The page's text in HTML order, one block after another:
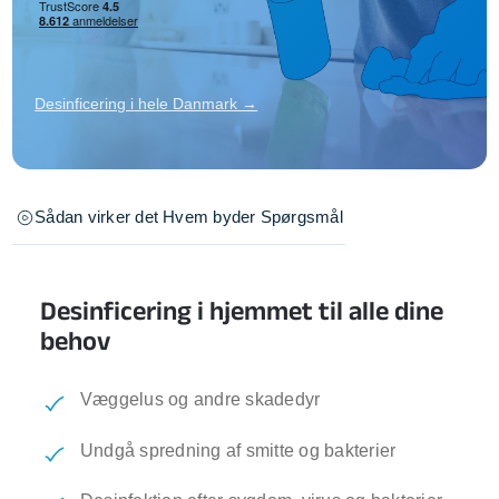
Desinficering i hele Danmark →
Sådan virker det Hvem byder Spørgsmål
Desinficering i hjemmet til alle dine
behov
Væggelus og andre skadedyr
Undgå spredning af smitte og bakterier